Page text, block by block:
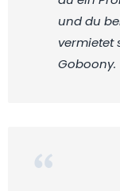
und du
vermietet
Goboony.